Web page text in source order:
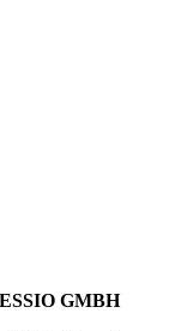
GMBH